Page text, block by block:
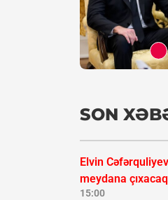
SON
Elvin
meydana
15:00